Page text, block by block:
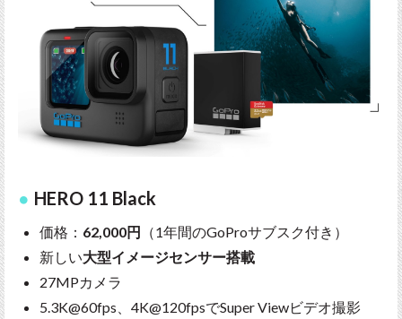
HERO 11 Black
価格： 62,000円 （1年間のGoProサブスク付き）
新しい大型イメージセンサー搭載
27MPカメラ
5.3K@60fps、4K@120fpsでSuper Viewビデオ撮影